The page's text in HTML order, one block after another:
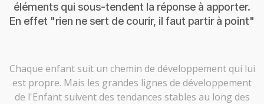
éléments qui sous-tendent la réponse à apporter.
En effet "rien ne sert de courir, il faut partir à point"
Chaque enfant suit un chemin de développement qui lui
est propre. Mais les grandes lignes de développement
de l'Enfant suivent des tendances stables au long des